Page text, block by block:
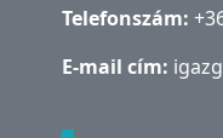
Telefonszám:
E-mail cím: